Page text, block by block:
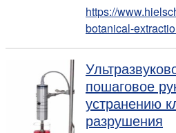
https://
botanical-
пошаговое
устранению
разрушения